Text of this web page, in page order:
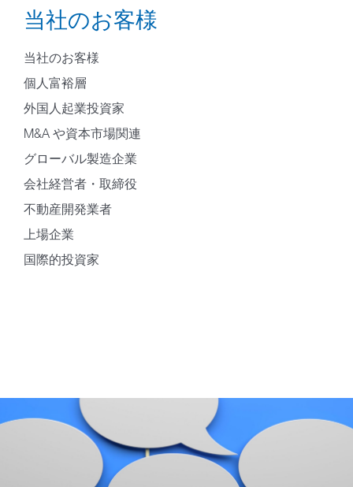
当社のお客様
当社のお客様
個人富裕層
外国人起業投資家
M&A や資本市場関連
グローバル製造企業
会社経営者・取締役
不動産開発業者
上場企業
国際的投資家